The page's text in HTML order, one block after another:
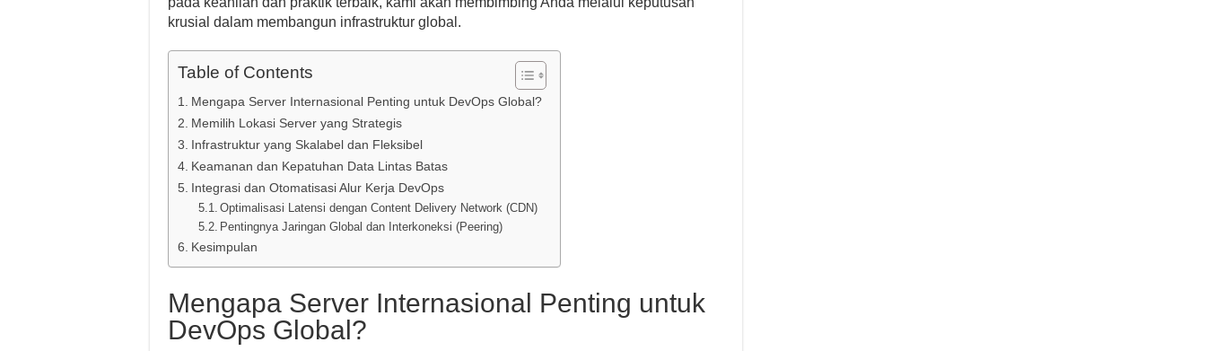
krusial dalam membangun infrastruktur global.
Table of Contents
Mengapa Server Internasional Penting untuk DevOps Global?
Memilih Lokasi Server yang Strategis
Infrastruktur yang Skalabel dan Fleksibel
Keamanan dan Kepatuhan Data Lintas Batas
Integrasi dan Otomatisasi Alur Kerja DevOps
Optimalisasi Latensi dengan Content Delivery Network (CDN)
Pentingnya Jaringan Global dan Interkoneksi (Peering)
Kesimpulan
Mengapa Server Internasional Penting untuk
DevOps Global?